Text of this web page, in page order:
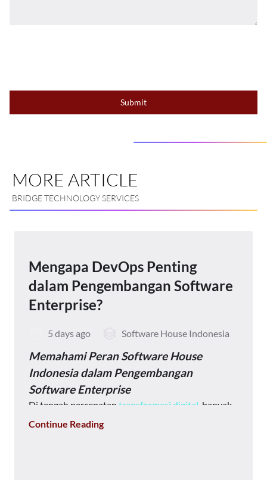
Submit
Mengapa DevOps Penting
dalam Pengembangan Software
Enterprise?
5 days ago Software House Indonesia
Memahami Peran Software House
Indonesia dalam Pengembangan
Software Enterprise
Di tengah percepatan transformasi digital , banyak
perusahaan menyadari bahwa membangun
Continue Reading
MORE ARTICLE
BRIDGE TECHNOLOGY SERVICES